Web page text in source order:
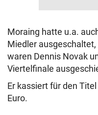
Moraing hatte u.a.
Miedler
waren Dennis Novak
Viertelfinale
Er kassiert für den
Euro.